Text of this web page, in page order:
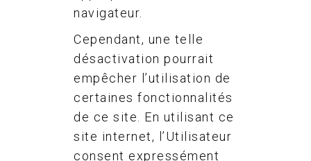
navigateur.
Cependant, une telle
désactivation pourrait
empêcher l’utilisation de
certaines fonctionnalités
de ce site. En utilisant ce
site internet, l’Utilisateur
consent expressément